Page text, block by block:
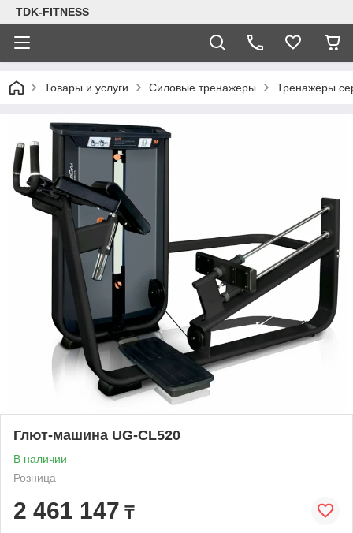
TDK-FITNESS
Товары и услуги Силовые тренажеры Тренажеры
Глют-машина UG-CL520
В наличии
Розница
2 461 147 ₸